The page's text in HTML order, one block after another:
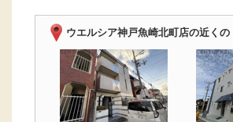
ウエルシア神戸魚崎北町店の近くの